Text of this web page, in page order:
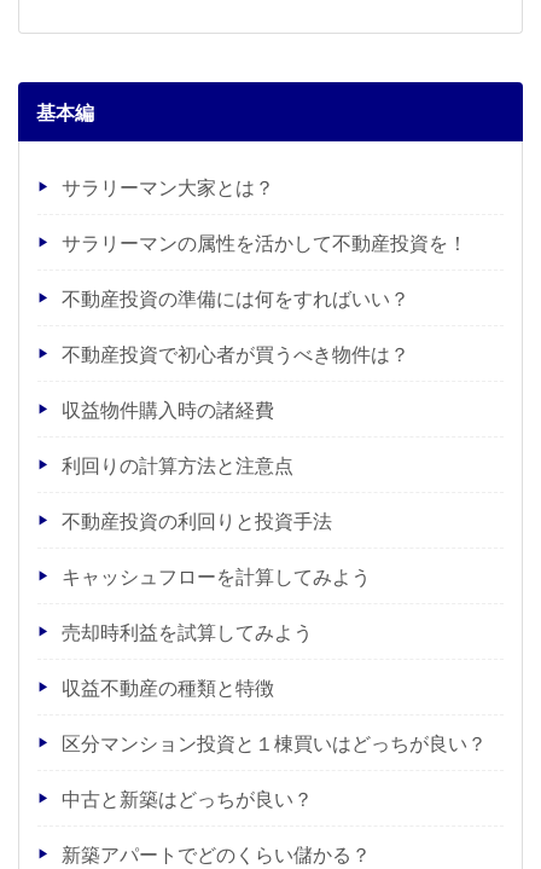
基本編
サラリーマン大家とは？
サラリーマンの属性を活かして不動産投資を！
不動産投資の準備には何をすればいい？
不動産投資で初心者が買うべき物件は？
収益物件購入時の諸経費
利回りの計算方法と注意点
不動産投資の利回りと投資手法
キャッシュフローを計算してみよう
売却時利益を試算してみよう
収益不動産の種類と特徴
区分マンション投資と１棟買いはどっちが良い？
中古と新築はどっちが良い？
新築アパートでどのくらい儲かる？